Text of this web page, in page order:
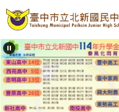
跳
到
要
內
容
區